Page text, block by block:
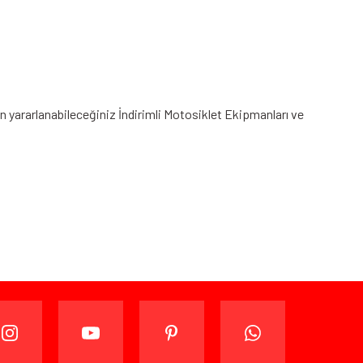
yararlanabileceğiniz İndirimli Motosiklet Ekipmanları ve
edebilir veya değiştirebilirsiniz.